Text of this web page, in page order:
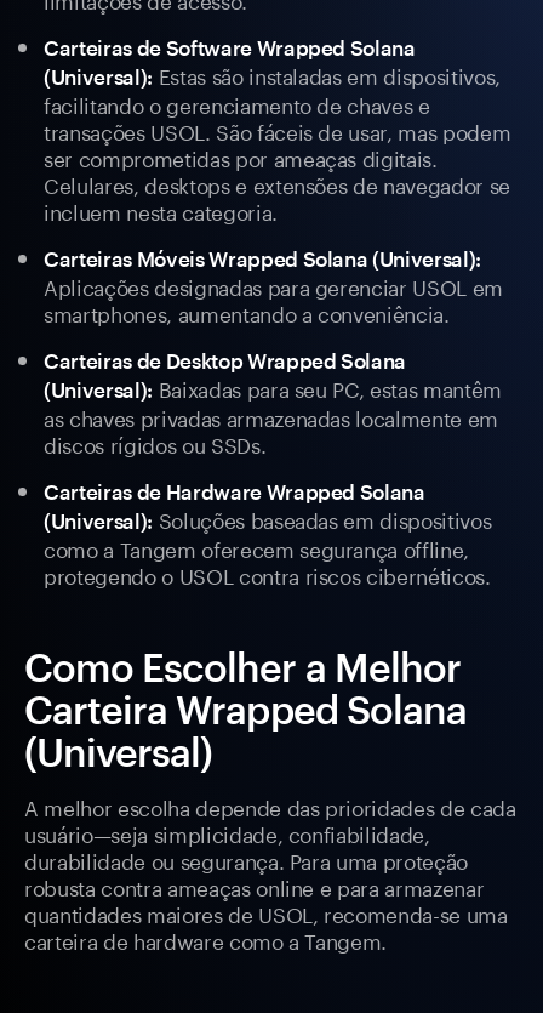
Carteiras de Software Wrapped Solana
(Universal): Estas são instaladas em dispositivos,
facilitando o gerenciamento de chaves e
transações USOL. São fáceis de usar, mas podem
ser comprometidas por ameaças digitais.
Celulares, desktops e extensões de navegador se
incluem nesta categoria.
Carteiras Móveis Wrapped Solana (Universal):
Aplicações designadas para gerenciar USOL em
smartphones, aumentando a conveniência.
Carteiras de Desktop Wrapped Solana
(Universal): Baixadas para seu PC, estas mantêm
as chaves privadas armazenadas localmente em
discos rígidos ou SSDs.
Carteiras de Hardware Wrapped Solana
(Universal): Soluções baseadas em dispositivos
como a Tangem oferecem segurança offline,
protegendo o USOL contra riscos cibernéticos.
Como Escolher a Melhor
Carteira Wrapped Solana
(Universal)
A melhor escolha depende das prioridades de cada
usuário—seja simplicidade, confiabilidade,
durabilidade ou segurança. Para uma proteção
robusta contra ameaças online e para armazenar
quantidades maiores de USOL, recomenda-se uma
carteira de hardware como a Tangem.